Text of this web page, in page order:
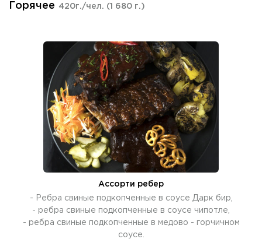
Горячее 420г./чел. (1 680 г.)
Ассорти ребер
- Ребра свиные подкопченные в соусе Дарк бир,
- ребра свиные подкопченные в соусе чипотле,
- ребра свиные подкопченные в медово - горчичном
соусе.